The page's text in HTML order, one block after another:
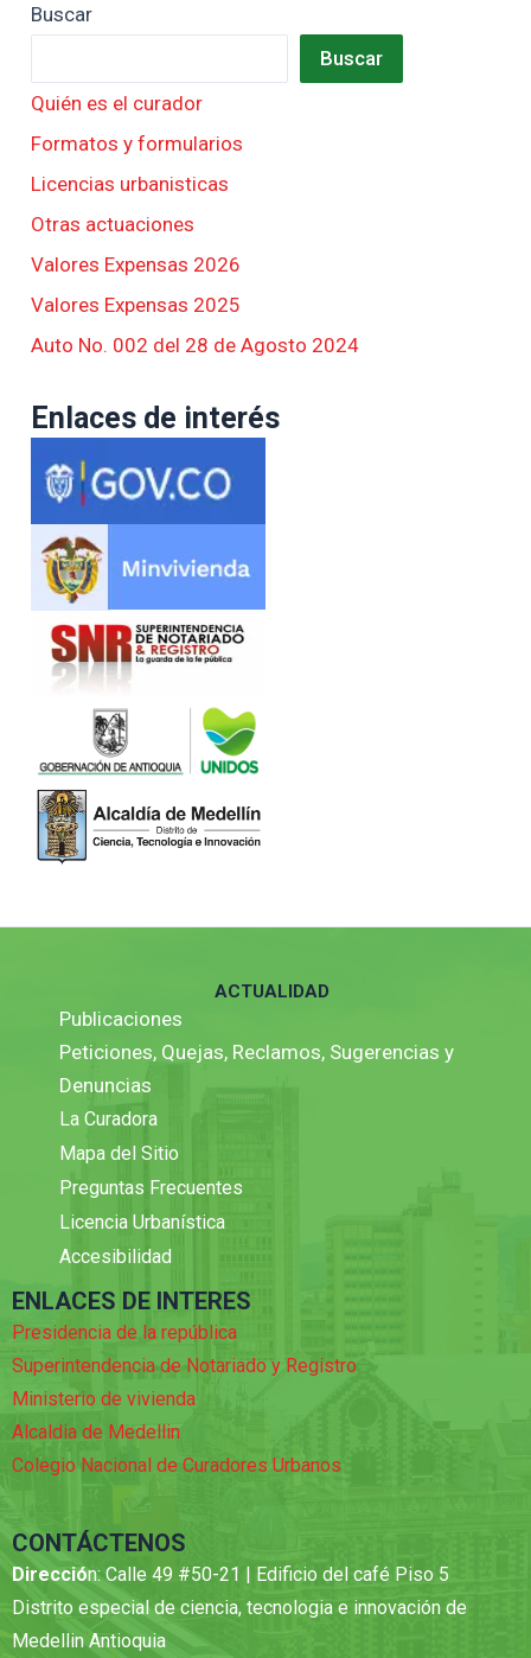
Buscar
Buscar
Quién es el curador
Formatos y formularios
Licencias urbanisticas
Otras actuaciones
Valores Expensas 2026
Valores Expensas 2025
Auto No. 002 del 28 de Agosto 2024
Enlaces de interés
ACTUALIDAD
Publicaciones
Peticiones, Quejas, Reclamos, Sugerencias y
Denuncias
La Curadora
Mapa del Sitio
Preguntas Frecuentes
Licencia Urbanística
Accesibilidad
ENLACES DE INTERES
Presidencia de la república
Superintendencia de Notariado y Registro
Ministerio de vivienda
Alcaldia de Medellin
Colegio Nacional de Curadores Urbanos
CONTÁCTENOS
Dirección: Calle 49 #50-21 | Edificio del café Piso 5
Distrito especial de ciencia, tecnologia e innovación de
Medellin Antioquia